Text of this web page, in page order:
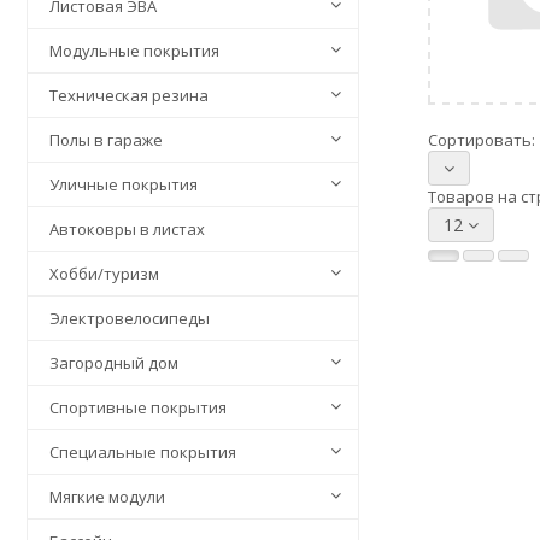
Сортировать:
Товаров на
12
Листовая ЭВА
Модульные покрытия
Техническая резина
Полы в гараже
Уличные покрытия
Автоковры в листах
Хобби/туризм
Электровелосипеды
Загородный дом
Спортивные покрытия
Специальные покрытия
Мягкие модули